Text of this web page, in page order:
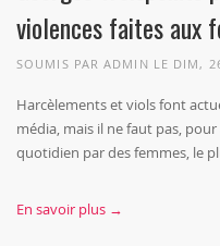
violences faites aux
SOUMIS PARADMIN LE DIM,
Harcèlements et viols font
média, mais il ne faut pas,
quotidien par des femmes, le
En savoir plus →